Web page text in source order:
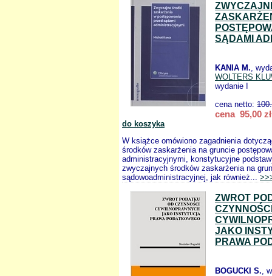
SĄDAMI
KANIA M.,
WOLTERS
wydanie I
cena netto:
cena 95,00 zł
do koszyka
W książce omówiono zagadnienia
środków zaskarżenia na gruncie
administracyjnymi, konstytucyjne
zwyczajnych środków zaskarżenia na
sądowoadministracyjnej, jak również...
ZWROT
JAKO
PRAWA
BOGUCKI S.,